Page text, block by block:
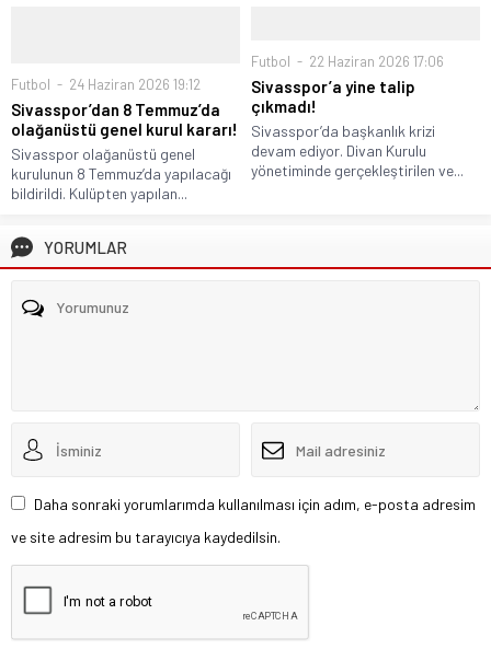
Futbol 24 Haziran 2026 19:12
Sivasspor’dan 8 Temmuz’da
olağanüstü genel kurul kararı!
Sivasspor olağanüstü genel
kurulunun 8 Temmuz’da yapılacağı
bildirildi. Kulüpten yapılan...
Futbol 22 Haziran 2026 17:06
Sivasspor’a yine talip
çıkmadı!
Sivasspor’da başkanlık krizi
devam ediyor. Divan Kurulu
yönetiminde gerçekleştirilen ve...
YORUMLAR
Daha sonraki yorumlarımda kullanılması için adım, e-posta adresim
ve site adresim bu tarayıcıya kaydedilsin.